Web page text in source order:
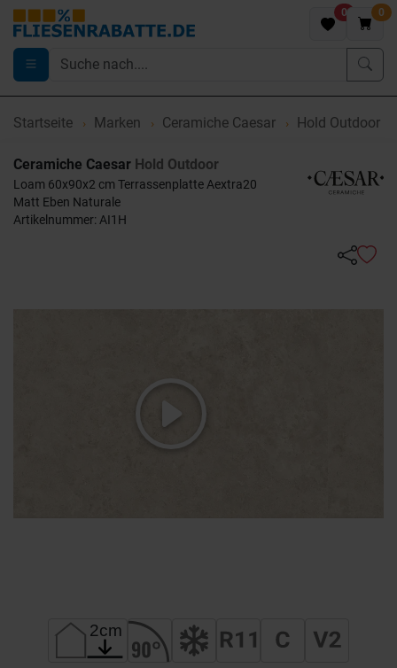
0 0
Startseite Marken Ceramiche Caesar Hold Outdoor
Ceramiche Caesar Hold Outdoor
Loam 60x90x2 cm Terrassenplatte Aextra20
Matt Eben Naturale
Artikelnummer: AI1H